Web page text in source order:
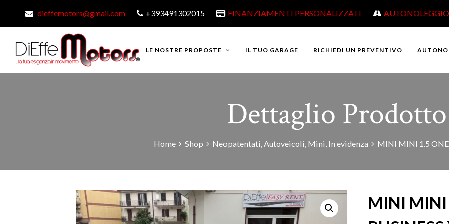
dieffemotors@gmail.com +393491302015 FINANZIAMENTI PERSONALIZZATI AUTONOLEGGIO
LE NOSTRE PROPOSTE IL TUO GARAGE RICHIEDI UN PREVENTIVO
Dettaglio Prodotto
Home Shop Neopatentati,Autoveicoli, Mini, In evidenza MINI MINI 1.5 ONE
MINI MINI